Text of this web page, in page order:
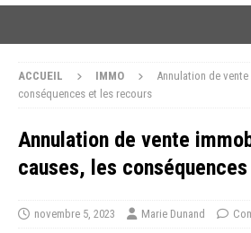
ACCUEIL IMMO
Annulation de
conséquences et les recours
Annulation de vente
causes, les
novembre 5, 2023 Marie Dunand